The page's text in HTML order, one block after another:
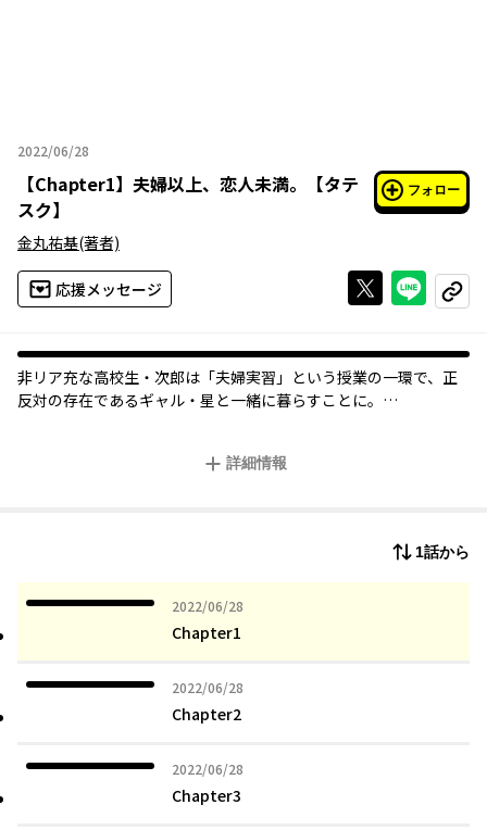
2022/06/28
2022年06月28日
【Chapter1】 夫婦以上、恋人未満。【タテ
スク】
フォロー
金丸祐基(著者)
応援メッセージ Xで投稿する
ライン
コピー
非リア充な高校生・次郎は「夫婦実習」という授業の一環で、正
反対の存在であるギャル・星と一緒に暮らすことに。
詳細情報
1話から
2022/06/28
2022年06月28日
Chapter1
2022/06/28
2022年06月28日
Chapter2
2022/06/28
2022年06月28日
Chapter3